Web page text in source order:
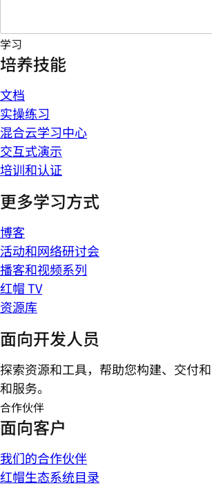
学习
培养技能
文档
实操练习
混合云学习中心
交互式演示
培训和认证
更多学习方式
博客
活动和网络研讨会
播客和视频系列
红帽 TV
资源库
面向开发人员
探索资源和工具，帮助您构建、交付
和服务。
合作伙伴
面向客户
我们的合作伙伴
红帽生态系统目录